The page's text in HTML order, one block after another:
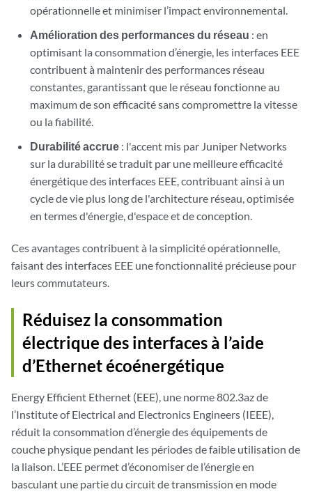
opérationnelle et minimiser l’impact environnemental.
Amélioration des performances du réseau : en
optimisant la consommation d’énergie, les interfaces EEE
contribuent à maintenir des performances réseau
constantes, garantissant que le réseau fonctionne au
maximum de son efficacité sans compromettre la vitesse
ou la fiabilité.
Durabilité accrue : l'accent mis par Juniper Networks
sur la durabilité se traduit par une meilleure efficacité
énergétique des interfaces EEE, contribuant ainsi à un
cycle de vie plus long de l'architecture réseau, optimisée
en termes d'énergie, d'espace et de conception.
Ces avantages contribuent à la simplicité opérationnelle,
faisant des interfaces EEE une fonctionnalité précieuse pour
leurs commutateurs.
Réduisez la consommation
électrique des interfaces à l’aide
d’Ethernet écoénergétique
Energy Efficient Ethernet (EEE), une norme 802.3az de
l’Institute of Electrical and Electronics Engineers (IEEE),
réduit la consommation d’énergie des équipements de
couche physique pendant les périodes de faible utilisation de
la liaison. L’EEE permet d’économiser de l’énergie en
basculant une partie du circuit de transmission en mode